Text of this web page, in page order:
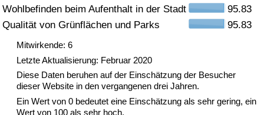
Wohlbefinden beim Aufenthalt in der Stadt
95.83
Qualität von Grünflächen und Parks
95.83
Mitwirkende: 6
Letzte Aktualisierung: Februar 2020
Diese Daten beruhen auf der Einschätzung der Besucher
dieser Website in den vergangenen drei Jahren.
Ein Wert von 0 bedeutet eine Einschätzung als sehr gering, ein
Wert von 100 als sehr hoch.
Umweltverschmutzungs-Index (aktuell)
Umweltverschmutzungs-Index nach Land
Verkehr